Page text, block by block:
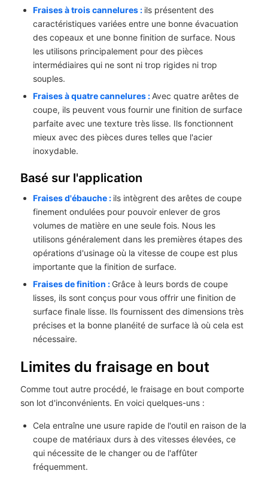
Fraises à trois cannelures : ils présentent des
caractéristiques variées entre une bonne évacuation
des copeaux et une bonne finition de surface. Nous
les utilisons principalement pour des pièces
intermédiaires qui ne sont ni trop rigides ni trop
souples.
Fraises à quatre cannelures : Avec quatre arêtes de
coupe, ils peuvent vous fournir une finition de surface
parfaite avec une texture très lisse. Ils fonctionnent
mieux avec des pièces dures telles que l'acier
inoxydable.
Basé sur l'application
Fraises d'ébauche : ils intègrent des arêtes de coupe
finement ondulées pour pouvoir enlever de gros
volumes de matière en une seule fois. Nous les
utilisons généralement dans les premières étapes des
opérations d'usinage où la vitesse de coupe est plus
importante que la finition de surface.
Fraises de finition : Grâce à leurs bords de coupe
lisses, ils sont conçus pour vous offrir une finition de
surface finale lisse. Ils fournissent des dimensions très
précises et la bonne planéité de surface là où cela est
nécessaire.
Limites du fraisage en bout
Comme tout autre procédé, le fraisage en bout comporte
son lot d'inconvénients. En voici quelques-uns :
Cela entraîne une usure rapide de l'outil en raison de la
coupe de matériaux durs à des vitesses élevées, ce
qui nécessite de le changer ou de l'affûter
fréquemment.